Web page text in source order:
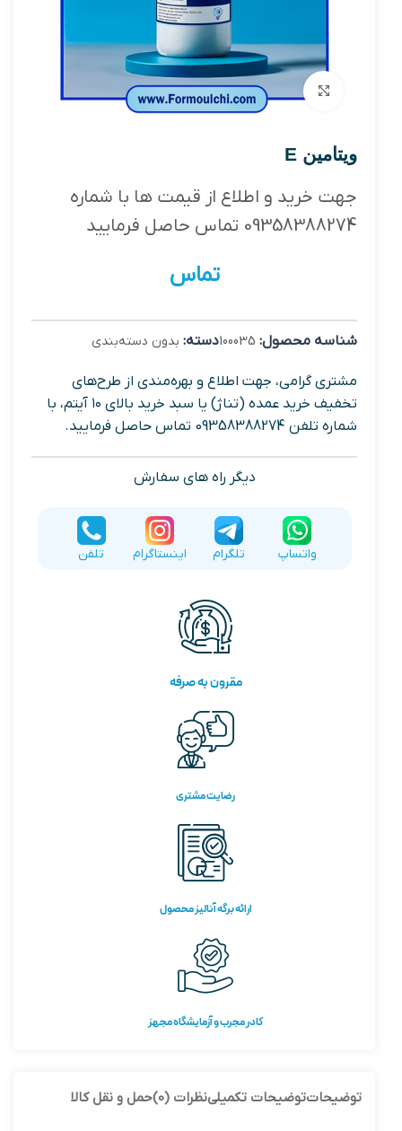
بزرگنمایی تصویر
ویتامین E
جهت خرید و اطلاع از قیمت ها با شماره
09358388274 تماس حاصل فرمایید
تماس
شناسه محصول: 100035دسته: بدون دسته‌بندی
مشتری گرامی، جهت اطلاع و بهره‌مندی از طرح‌های
تخفیف خرید عمده (تناژ) یا سبد خرید بالای ۱۰ آیتم، با
شماره تلفن 09358388274 تماس حاصل فرمایید.
دیگر راه های سفارش
واتساپ تلگرام اینستاگرام تلفن
مقرون به صرفه
رضایت مشتری
ارائه برگه آنالیز محصول
کادر مجرب و آزمایشگاه مجهز
توضیحاتتوضیحات تکمیلینظرات (0) حمل و نقل کالا